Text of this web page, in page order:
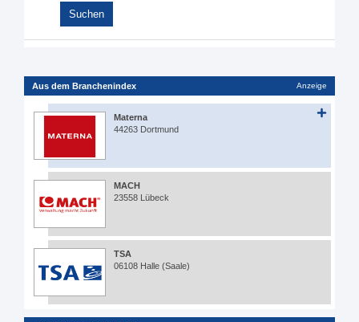
Aus dem Branchenindex Anzeige
Materna
44263 Dortmund
MACH
23558 Lübeck
TSA
06108 Halle (Saale)